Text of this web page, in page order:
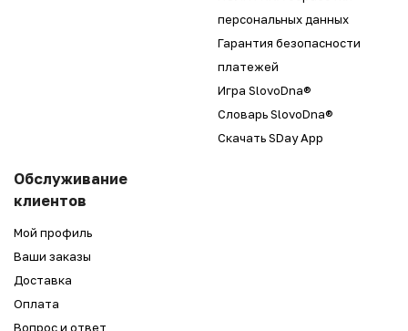
персональных данных
Гарантия безопасности
платежей
Игра SlovoDna®
Словарь SlovoDna®
Скачать SDay App
Обслуживание
клиентов
Мой профиль
Ваши заказы
Доставка
Оплата
Вопрос и ответ